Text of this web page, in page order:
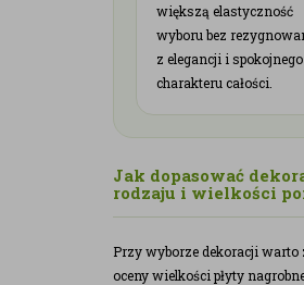
większą elastyczność
wyboru bez
z elegancji i spokojnego
charakteru całości.
Jak dopasować
rodzaju i wielkości
Przy wyborze dekoracji warto
oceny wielkości płyty